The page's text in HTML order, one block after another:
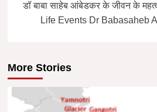
डॉ बाबा साहेब आंबेडकर के जीवन के
Life Events Dr Babasaheb
More Stories